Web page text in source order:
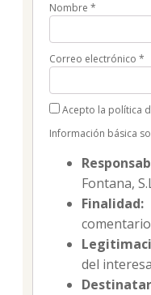
Nombre *
Correo electrónico *
Acepto la política
Información básica
Fontana,
Finalidad:
del